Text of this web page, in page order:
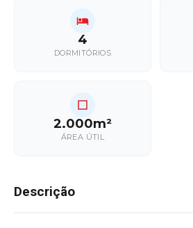
4
DORMITÓRIOS
2.000m²
ÁREA ÚTIL
Descrição